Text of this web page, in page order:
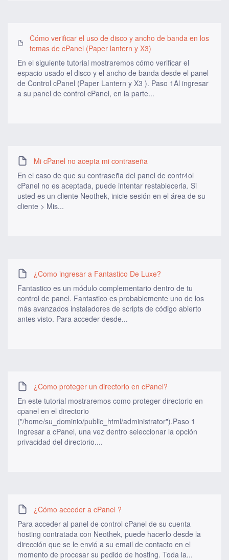
Cómo verificar el uso de disco y ancho de banda en los
temas de cPanel (Paper lantern y X3)
En el siguiente tutorial mostraremos cómo verificar el
espacio usado el disco y el ancho de banda desde el panel
de Control cPanel (Paper Lantern y X3 ). Paso 1Al ingresar
a su panel de control cPanel, en la parte...
Mi cPanel no acepta mi contraseña
En el caso de que su contraseña del panel de contr4ol
cPanel no es aceptada, puede intentar restablecerla. Si
usted es un cliente Neothek, inicie sesión en el área de su
cliente > Mis...
¿Como ingresar a Fantastico De Luxe?
Fantastico es un módulo complementario dentro de tu
control de panel. Fantastico es probablemente uno de los
más avanzados instaladores de scripts de código abierto
antes visto. Para acceder desde...
¿Como proteger un directorio en cPanel?
En este tutorial mostraremos como proteger directorio en
cpanel en el directorio
("/home/su_dominio/public_html/administrator").Paso 1
Ingresar a cPanel, una vez dentro seleccionar la opción
privacidad del directorio....
¿Cómo acceder a cPanel ?
Para acceder al panel de control cPanel de su cuenta
hosting contratada con Neothek, puede hacerlo desde la
dirección que se le envió a su email de contacto en el
momento de procesar su pedido de hosting. Toda la...